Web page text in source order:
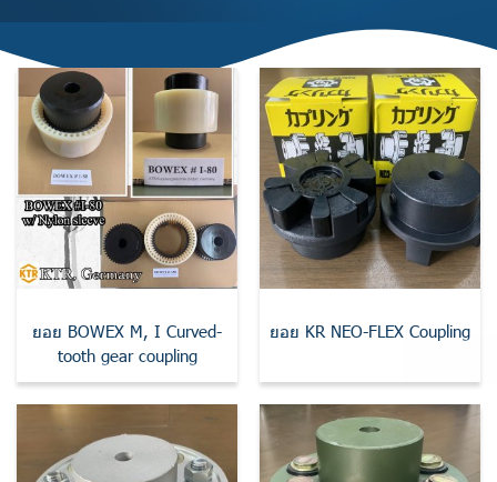
ยอย BOWEX M, I Curved-
tooth gear coupling
ยอย KR NEO-FLEX Coupling